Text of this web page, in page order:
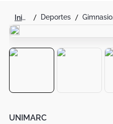
deportes gimnasio y fitness
UNIMARC
Decoracion
Cuadro
Sillas